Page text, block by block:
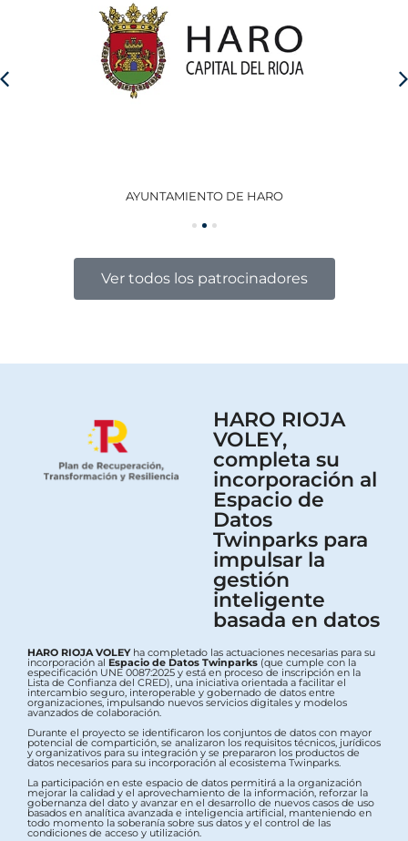
AYUNTAMIENTO DE HARO
Ver todos los patrocinadores
HARO RIOJA
VOLEY,
completa su
incorporación al
Espacio de
Datos
Twinparks para
impulsar la
gestión
inteligente
basada en datos
HARO RIOJA VOLEYha completado las actuaciones necesarias para su
incorporación al Espacio de Datos Twinparks (que cumple con la
especificación UNE 0087:2025 y está en proceso de inscripción en la
Lista de Confianza del CRED), una iniciativa orientada a facilitar el
intercambio seguro, interoperable y gobernado de datos entre
organizaciones, impulsando nuevos servicios digitales y modelos
avanzados de colaboración.
Durante el proyecto se identificaron los conjuntos de datos con mayor
potencial de compartición, se analizaron los requisitos técnicos, jurídicos
y organizativos para su integración y se prepararon los productos de
datos necesarios para su incorporación al ecosistema Twinparks.
La participación en este espacio de datos permitirá a la organización
mejorar la calidad y el aprovechamiento de la información, reforzar la
gobernanza del dato y avanzar en el desarrollo de nuevos casos de uso
basados en analítica avanzada e inteligencia artificial, manteniendo en
todo momento la soberanía sobre sus datos y el control de las
condiciones de acceso y utilización.